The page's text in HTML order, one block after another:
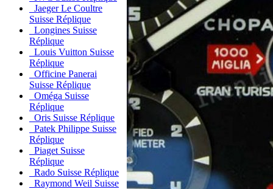
Jaeger Le Coultre
Suisse Réplique
Longines Suisse
Réplique
Louis Vuitton Suisse
Réplique
Officine Panerai
Suisse Réplique
Oméga Suisse
Réplique
Oris Suisse Réplique
Patek Philippe Suisse
Réplique
Piaget Suisse
Réplique
Rado Suisse Réplique
Raymond Weil Suisse